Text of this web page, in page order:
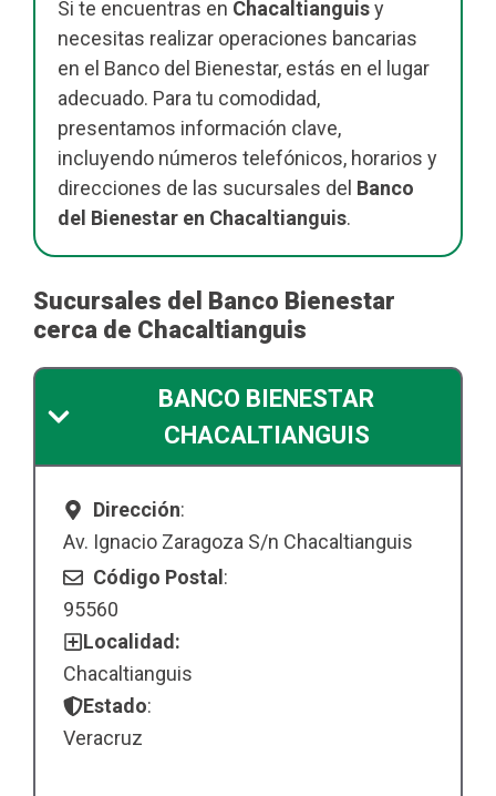
Si te encuentras en Chacaltianguisy
necesitas realizar operaciones bancarias
en el Banco del Bienestar, estás en el lugar
adecuado. Para tu comodidad,
presentamos información clave,
incluyendo números telefónicos, horarios y
direcciones de las sucursales del Banco
del Bienestar en Chacaltianguis.
Sucursales del Banco Bienestar
cerca de Chacaltianguis
BANCO BIENESTAR
CHACALTIANGUIS
Dirección:
Av. Ignacio Zaragoza S/n Chacaltianguis
Código Postal :
95560
Localidad:
Chacaltianguis
Estado:
Veracruz